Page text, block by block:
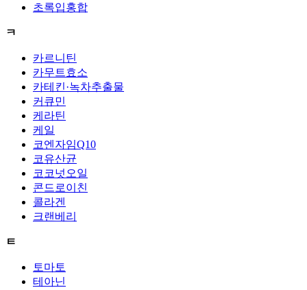
초록입홍합
ㅋ
카르니틴
카무트효소
카테킨·녹차추출물
커큐민
케라틴
케일
코엔자임Q10
코유산균
코코넛오일
콘드로이친
콜라겐
크랜베리
ㅌ
토마토
테아닌